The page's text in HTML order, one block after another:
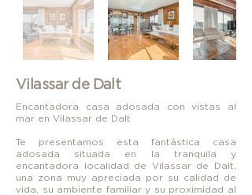
Vilassar de Dalt
Encantadora casa adosada con vistas al
mar en Vilassar de Dalt
Te presentamos esta fantástica casa
adosada situada en la tranquila y
encantadora localidad de Vilassar de Dalt,
una zona muy apreciada por su calidad de
vida, su ambiente familiar y su proximidad al